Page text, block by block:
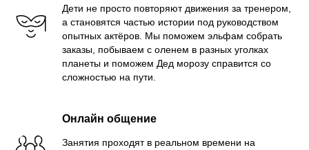
Дети не просто повторяют движения за тренером,
а становятся частью истории под руководством
опытных актёров. Мы поможем эльфам собрать
заказы, побываем с оленем в разных уголках
планеты и поможем Дед морозу справится со
сложностью на пути.
Онлайн общение
Занятия проходят в реальном времени на